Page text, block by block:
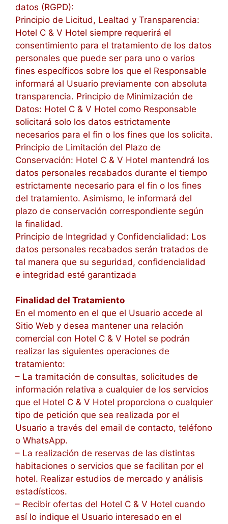
datos (RGPD):
Principio de Licitud, Lealtad y Transparencia:
Hotel C & V Hotel siempre requerirá el
consentimiento para el tratamiento de los datos
personales que puede ser para uno o varios
fines específicos sobre los que el Responsable
informará al Usuario previamente con absoluta
transparencia. Principio de Minimización de
Datos: Hotel C & V Hotel como Responsable
solicitará solo los datos estrictamente
necesarios para el fin o los fines que los solicita.
Principio de Limitación del Plazo de
Conservación: Hotel C & V Hotel mantendrá los
datos personales recabados durante el tiempo
estrictamente necesario para el fin o los fines
del tratamiento. Asimismo, le informará del
plazo de conservación correspondiente según
la finalidad.
Principio de Integridad y Confidencialidad: Los
datos personales recabados serán tratados de
tal manera que su seguridad, confidencialidad
e integridad esté garantizada
Finalidad del Tratamiento
En el momento en el que el Usuario accede al
Sitio Web y desea mantener una relación
comercial con Hotel C & V Hotel se podrán
realizar las siguientes operaciones de
tratamiento:
– La tramitación de consultas, solicitudes de
información relativa a cualquier de los servicios
que el Hotel C & V Hotel proporciona o cualquier
tipo de petición que sea realizada por el
Usuario a través del email de contacto, teléfono
o WhatsApp.
– La realización de reservas de las distintas
habitaciones o servicios que se facilitan por el
hotel. Realizar estudios de mercado y análisis
estadísticos.
– Recibir ofertas del Hotel C & V Hotel cuando
así lo indique el Usuario interesado en el